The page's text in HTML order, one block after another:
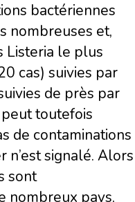
bactériennes
nombreuses et,
Listeria le plus
cas) suivies par
de près par
peut toutefois
de contaminations
n’est signalé. Alors
sont
nombreux pays,